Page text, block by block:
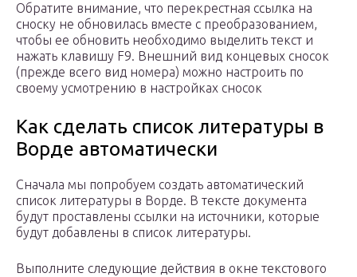
Обратите внимание, что перекрестная ссылка на
сноску не обновилась вместе с преобразованием,
чтобы ее обновить необходимо выделить текст и
нажать клавишу F9. Внешний вид концевых сносок
(прежде всего вид номера) можно настроить по
своему усмотрению в настройках сносок
Как сделать список литературы в
Ворде автоматически
Сначала мы попробуем создать автоматический
список литературы в Ворде. В тексте документа
будут проставлены ссылки на источники, которые
будут добавлены в список литературы.
Выполните следующие действия в окне текстового